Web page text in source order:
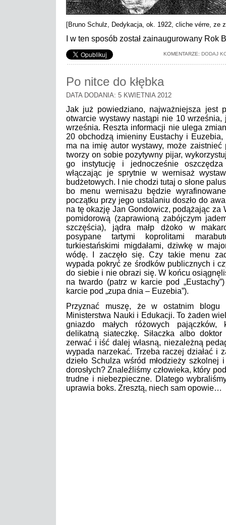
[Bruno Schulz, Dedykacja, ok. 1922, cliche vérre, ze
I w ten sposób został zainaugurowany Rok
KOMENTARZE: DODAJ
Po nitce do kłębka
DATA DODANIA: 5 KWIETNIA 2012
Jak już powiedziano, najważniejsza jest
otwarcie wystawy nastąpi nie 10
września. Reszta informacji nie ulega
20 obchodzą imieniny Eustachy i
ma na imię autor wystawy, może
tworzy on sobie pozytywny pijar,
go instytucję i jednocześnie
włączając je sprytnie w wernisaż
budżetowych. I nie chodzi tutaj o słone
bo menu wernisażu będzie
początku przy jego ustalaniu doszło do
na tę okazję Jan Gondowicz, podążając za
pomidorową (zaprawioną zabójczym
szczęścia), jądra małp dżoko w
posypane tartymi koprolitami
turkiestańskimi migdałami, dziwkę w
wódę. I zaczęło się. Czy takie menu
wypada pokryć ze środków publicznych i
do siebie i nie obrazi się. W końcu
na twardo (patrz w karcie pod
karcie pod „zupa dnia – Euzebia”).
Przyznać muszę, że w ostatnim blogu
Ministerstwa Nauki i Edukacji. To żaden
gniazdo małych różowych pajączków,
delikatną siateczkę. Siłaczka albo
zerwać i iść dalej własną, niezależną
wypada narzekać. Trzeba raczej działać i
dzieło Schulza wśród młodzieży
dorosłych? Znaleźliśmy człowieka, który
trudne i niebezpieczne. Dlatego
uprawia boks. Zresztą, niech sam opowie…